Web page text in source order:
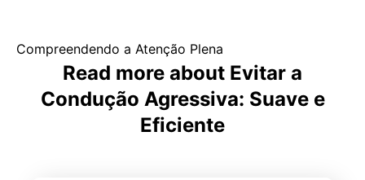
Compreendendo a Atenção Plena
Read more about Evitar a
Condução Agressiva: Suave e
Eficiente